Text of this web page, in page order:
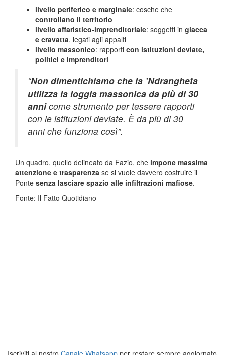
livello periferico e marginale: cosche che
controllano il territorio
livello affaristico-imprenditoriale: soggetti in giacca
e cravatta, legati agli appalti
livello massonico: rapporti con istituzioni deviate,
politici e imprenditori
“Non dimentichiamo che la ’Ndrangheta
utilizza la loggia massonica da più di 30
annicome strumento per tessere rapporti
con le istituzioni deviate. È da più di 30
anni che funziona così”.
Un quadro, quello delineato da Fazio, che impone massima
attenzione e trasparenza se si vuole davvero costruire il
Ponte senza lasciare spazio alle infiltrazioni mafiose.
Fonte: Il Fatto Quotidiano